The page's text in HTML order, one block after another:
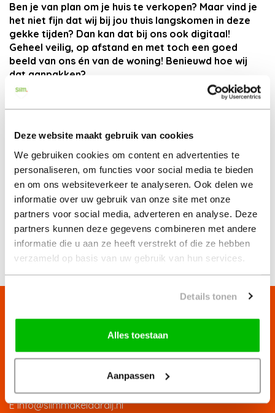
Deze website maakt gebruik van cookies
We gebruiken cookies om content en advertenties te
personaliseren, om functies voor social media te bieden
en om ons websiteverkeer te analyseren. Ook delen we
informatie over uw gebruik van onze site met onze
partners voor social media, adverteren en analyse. Deze
partners kunnen deze gegevens combineren met andere
informatie die u aan ze heeft verstrekt of die ze hebben
verzameld op basis van uw gebruik van hun services.
Details tonen
Alles toestaan
Aanpassen
Ben je van plan om je huis te verkopen? Maar vind je
het niet fijn dat wij bij jou thuis langskomen in deze
gekke tijden? Dan kan dat bij ons ook digitaal!
Geheel veilig, op afstand en met toch een goed
beeld van ons én van de woning! Benieuwd hoe wij
dat aanpakken?
Bel ons kantoor
voor meer informatie en plan gelijk
een vrijblijvende afspraak op afstand.
spreken in de woning zelf? Dat kan! Dan plannen wij
alsnog een afspraak in bij jou thuis en houden we
gepaste afstand. Ook zullen wij dan een mondkapje
dragen en onze handen desinfecteren. Neem contact
op met ons voor meer informatie. #Flattenthecurve
« Terug 23 oktober 2020
Contact
T 050-3113110
E info@slimmakelaardij.nl